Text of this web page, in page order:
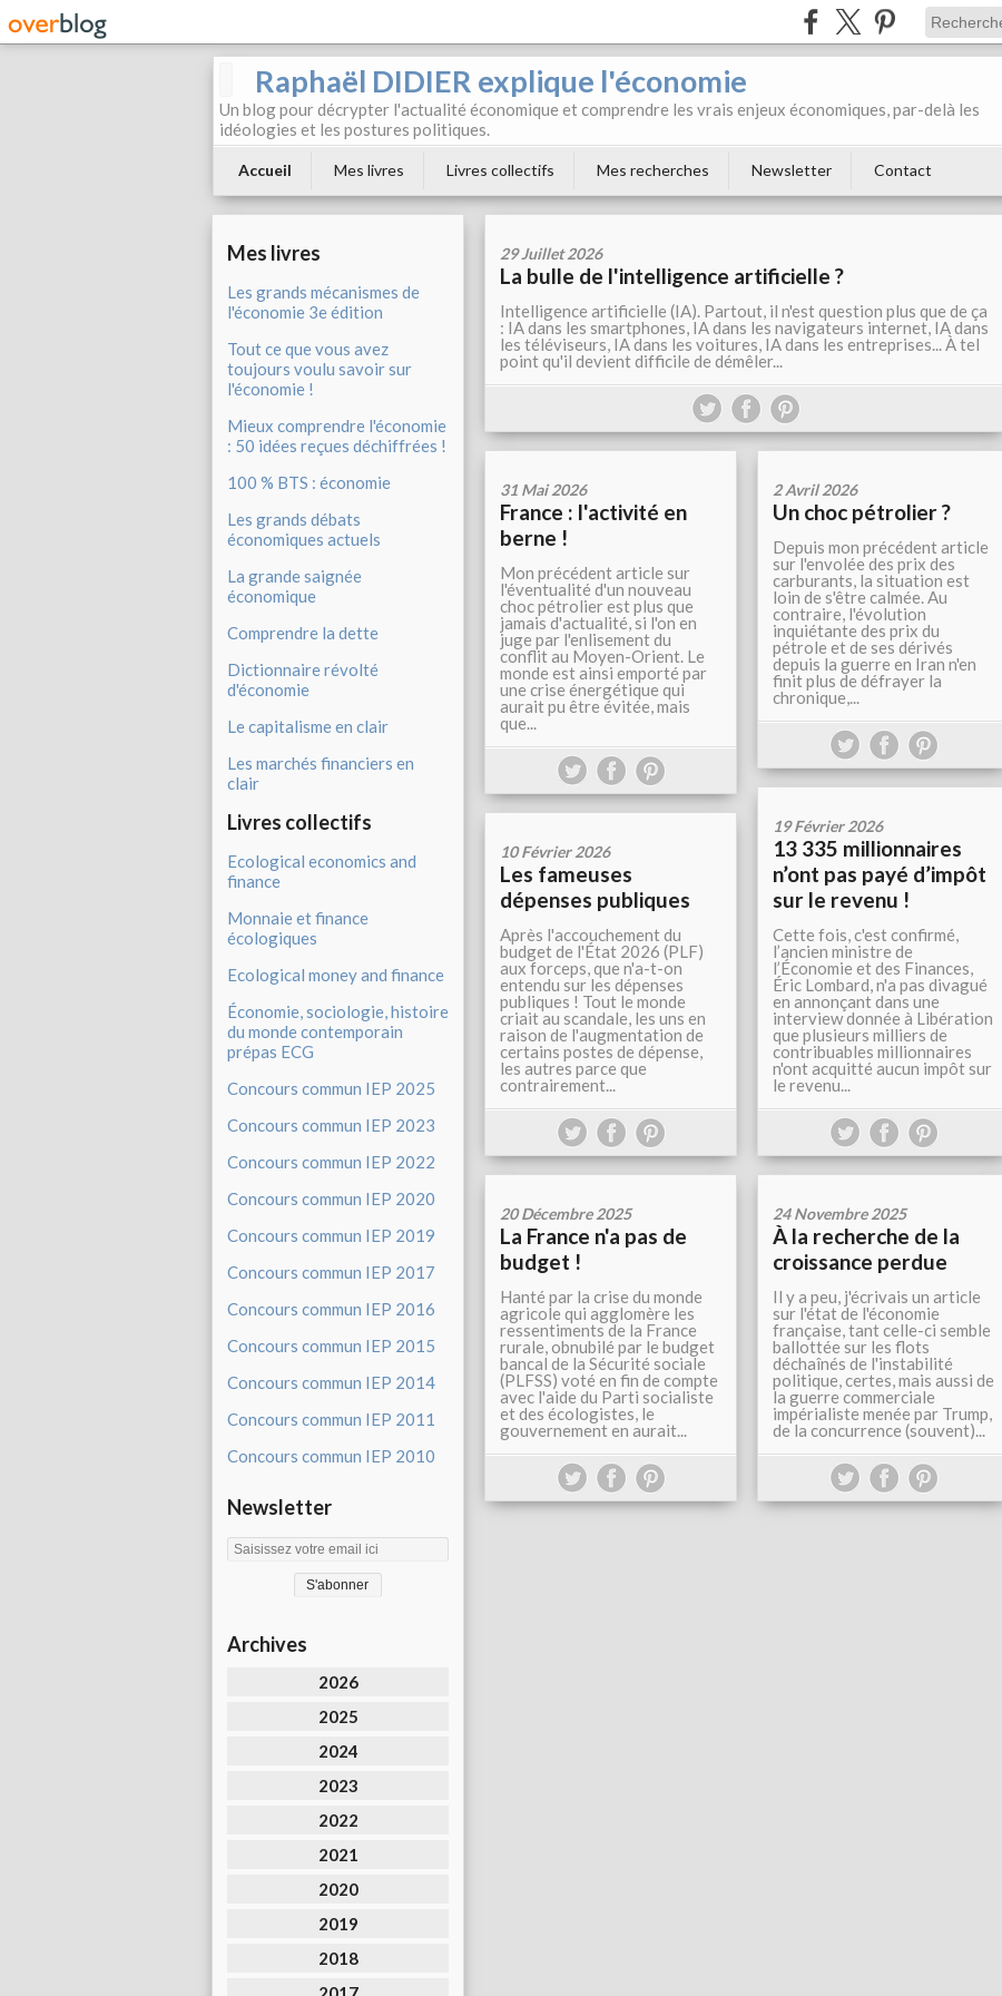
Raphaël DIDIER explique l'économie
Un blog pour décrypter l'actualité économique et comprendre les vrais enjeux économiques, par-delà les
idéologies et les postures politiques.
Accueil Mes livres Livres collectifs Mes recherches Newsletter Contact
Mes livres
Les grands mécanismes de
l'économie 3e édition
Tout ce que vous avez
toujours voulu savoir sur
l'économie !
Mieux comprendre l'économie
: 50 idées reçues déchiffrées !
100 % BTS : économie
Les grands débats
économiques actuels
La grande saignée
économique
Comprendre la dette
Dictionnaire révolté
d'économie
Le capitalisme en clair
Les marchés financiers en
clair
Livres collectifs
Ecological economics and
finance
Monnaie et finance
écologiques
Ecological money and finance
Économie, sociologie, histoire
du monde contemporain
prépas ECG
Concours commun IEP 2025
Concours commun IEP 2023
Concours commun IEP 2022
Concours commun IEP 2020
Concours commun IEP 2019
Concours commun IEP 2017
Concours commun IEP 2016
Concours commun IEP 2015
Concours commun IEP 2014
Concours commun IEP 2011
Concours commun IEP 2010
Newsletter
Archives
2026
2025
2024
2023
2022
2021
2020
2019
2018
29 Juillet 2026
La bulle de l'intelligence artificielle ?
Intelligence artificielle (IA). Partout, il n'est question plus que de ça
: IA dans les smartphones, IA dans les navigateurs internet, IA dans
les téléviseurs, IA dans les voitures, IA dans les entreprises... À tel
point qu'il devient difficile de démêler...
31 Mai 2026
France : l'activité en
berne !
Mon précédent article sur
l'éventualité d'un nouveau
choc pétrolier est plus que
jamais d'actualité, si l'on en
juge par l'enlisement du
conflit au Moyen-Orient. Le
monde est ainsi emporté par
une crise énergétique qui
aurait pu être évitée, mais
que...
2 Avril 2026
Un choc pétrolier ?
Depuis mon précédent article
sur l'envolée des prix des
carburants, la situation est
loin de s'être calmée. Au
contraire, l'évolution
inquiétante des prix du
pétrole et de ses dérivés
depuis la guerre en Iran n'en
finit plus de défrayer la
chronique,...
19 Février 2026
13 335 millionnaires
n’ont pas payé d’impôt
sur le revenu !
Cette fois, c'est confirmé,
l’ancien ministre de
l’Économie et des Finances,
Éric Lombard, n'a pas divagué
en annonçant dans une
interview donnée à Libération
que plusieurs milliers de
contribuables millionnaires
n'ont acquitté aucun impôt sur
le revenu...
10 Février 2026
Les fameuses
dépenses publiques
Après l'accouchement du
budget de l'État 2026 (PLF)
aux forceps, que n'a-t-on
entendu sur les dépenses
publiques ! Tout le monde
criait au scandale, les uns en
raison de l'augmentation de
certains postes de dépense,
les autres parce que
contrairement...
20 Décembre 2025
La France n'a pas de
budget !
Hanté par la crise du monde
agricole qui agglomère les
ressentiments de la France
rurale, obnubilé par le budget
bancal de la Sécurité sociale
(PLFSS) voté en fin de compte
avec l'aide du Parti socialiste
et des écologistes, le
gouvernement en aurait...
24 Novembre 2025
À la recherche de la
croissance perdue
Il y a peu, j'écrivais un article
sur l'état de l'économie
française, tant celle-ci semble
ballottée sur les flots
déchaînés de l'instabilité
politique, certes, mais aussi de
la guerre commerciale
impérialiste menée par Trump,
de la concurrence (souvent)...